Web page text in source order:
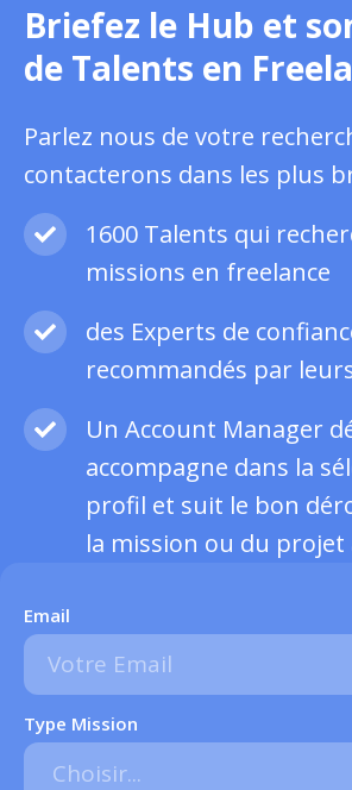
Briefez le Hub et
de Talents en
Parlez nous de votre
contacterons dans les plus
1600 Talents qui
missions en freelance
des Experts de
recommandés par
Un Account Manager
accompagne dans la
profil et suit le bon
la mission ou du projet
Email
Type Mission